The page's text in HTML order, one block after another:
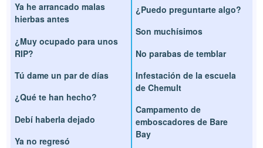
Ya he arrancado malas
hierbas antes
¿Muy ocupado para unos
RIP?
Tú dame un par de días
¿Qué te han hecho?
Debí haberla dejado
Ya no regresó
¿Puedo preguntarte algo?
Son muchísimos
No parabas de temblar
Infestación de la escuela
de Chemult
Campamento de
emboscadores de Bare
Bay